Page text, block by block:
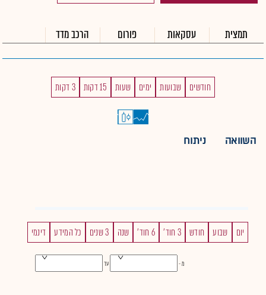
תמצית עסקאות פורום הרכב מדד
חודשים שבועות ימים שעות 15 דקות 3 דקות
השוואה ניתוח
יום שבוע חודש 3 חוד' 6 חוד' שנה 3 שנים כל המידע דינמי
מ - עד